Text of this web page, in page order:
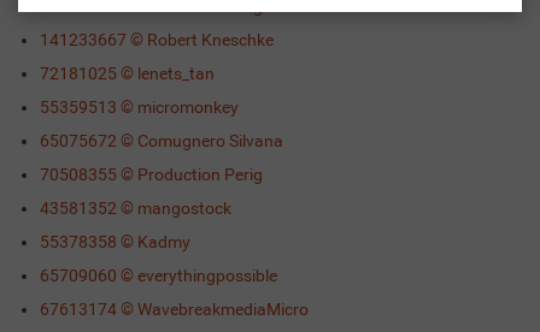
141233667 © Robert Kneschke
72181025 © lenets_tan
55359513 © micromonkey
65075672 © Comugnero Silvana
70508355 © Production Perig
43581352 © mangostock
55378358 © Kadmy
65709060 © everythingpossible
67613174 © WavebreakmediaMicro